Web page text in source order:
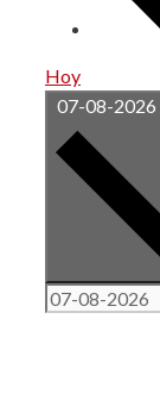
Hoy
07-08-2026